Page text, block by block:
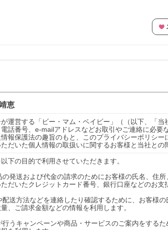
恵
運営する「ビー・マム・ベイビー」（（以下、「
話番号、e-mailアドレスなどお取引やご連絡に必要
報保護法の趣旨のもと、このプライバシーポリシ
だいた個人情報の取扱いに関するお客様と当社との
下の目的で利用させていただきます。
発送および代金の請求のためにお客様の氏名、住
だいたクレジットカード番号、銀行口座などのお支
配送方法などを連絡したり確認するために、お客様
、ご請求金額などの情報を利用します。
うキャンペーンや商品・サービスのご案内をする